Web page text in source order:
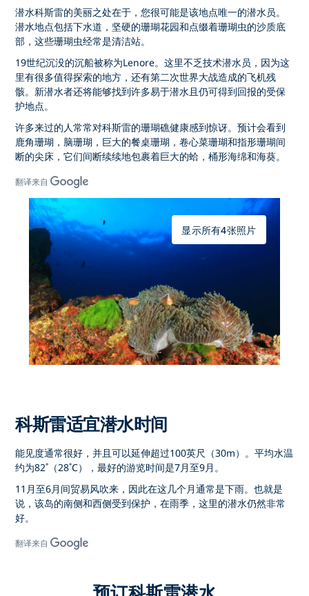
潜水科斯雷的美丽之处在于，您很可能是该地点唯一的潜水员。
潜水地点包括下水道，坚硬的珊瑚花园和点缀着珊瑚虫的沙质底
部，这些珊瑚虫经常是清洁站。
19世纪沉没的沉船被称为Lenore。这里不乏技术潜水员，因为这
里有很多值得探索的地方，还有第二次世界大战造成的飞机残
骸。新潜水者还将能够找到许多易于潜水且仍可得到回报的受保
护地点。
许多来过的人常常对科斯雷的珊瑚礁健康感到惊讶。预计会看到
鹿角珊瑚，脑珊瑚，巨大的餐桌珊瑚，卷心菜珊瑚和指形珊瑚间
断的尖床，它们间断续续地包裹着巨大的蛤，桶形海绵和海葵。
翻译来自
显示所有4张照片
科斯雷适宜潜水时间
能见度通常很好，并且可以延伸超过100英尺（30m）。平均水温
约为82˚（28˚C），最好的游览时间是7月至9月。
11月至6月间贸易风吹来，因此在这几个月通常是下雨。也就是
说，该岛的南侧和西侧受到保护，在雨季，这里的潜水仍然非常
好。
翻译来自